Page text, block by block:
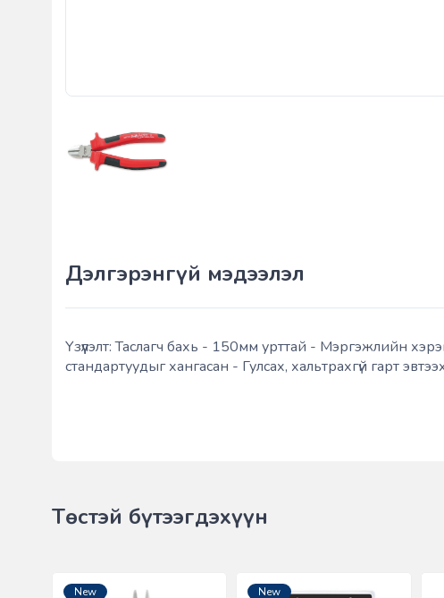
Дэлгэрэнгүй мэдээлэл
Үзүүлэлт: Таслагч бахь - 150мм урттай - Мэргэжлийн
стандартуудыг хангасан - Гулсах, хальтрахгүй гарт
Төстэй бүтээгдэхүүн
New New